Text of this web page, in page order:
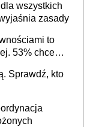
wszystkich
zasady
to
53% chce
Sprawdź, kto